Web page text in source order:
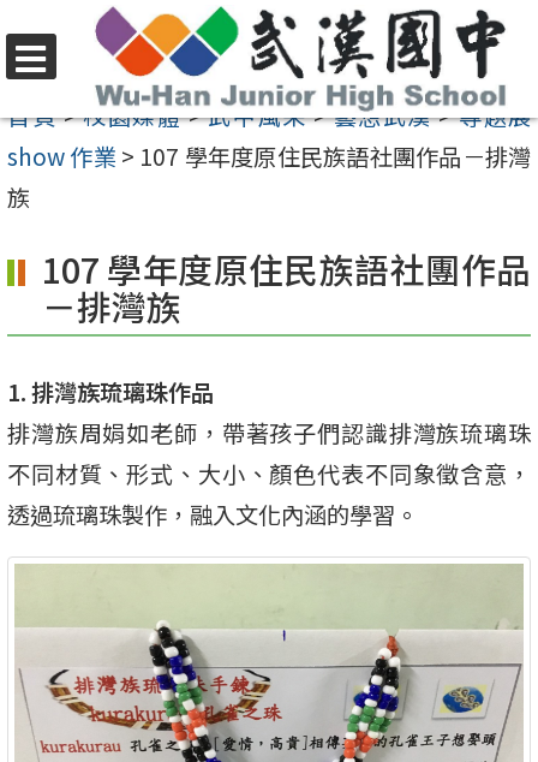
至
要
內
區
選
單
首頁>校園媒體>武中風采>藝想武漢>專題展
show 作業 > 107 學年度原住民族語社團作品－排灣
族
107 學年度原住民族語社團作品
－排灣族
1. 排灣族琉璃珠作品
排灣族周娟如老師，帶著孩子們認識排灣族琉璃珠
不同材質、形式、大小、顏色代表不同象徵含意，
透過琉璃珠製作，融入文化內涵的學習。